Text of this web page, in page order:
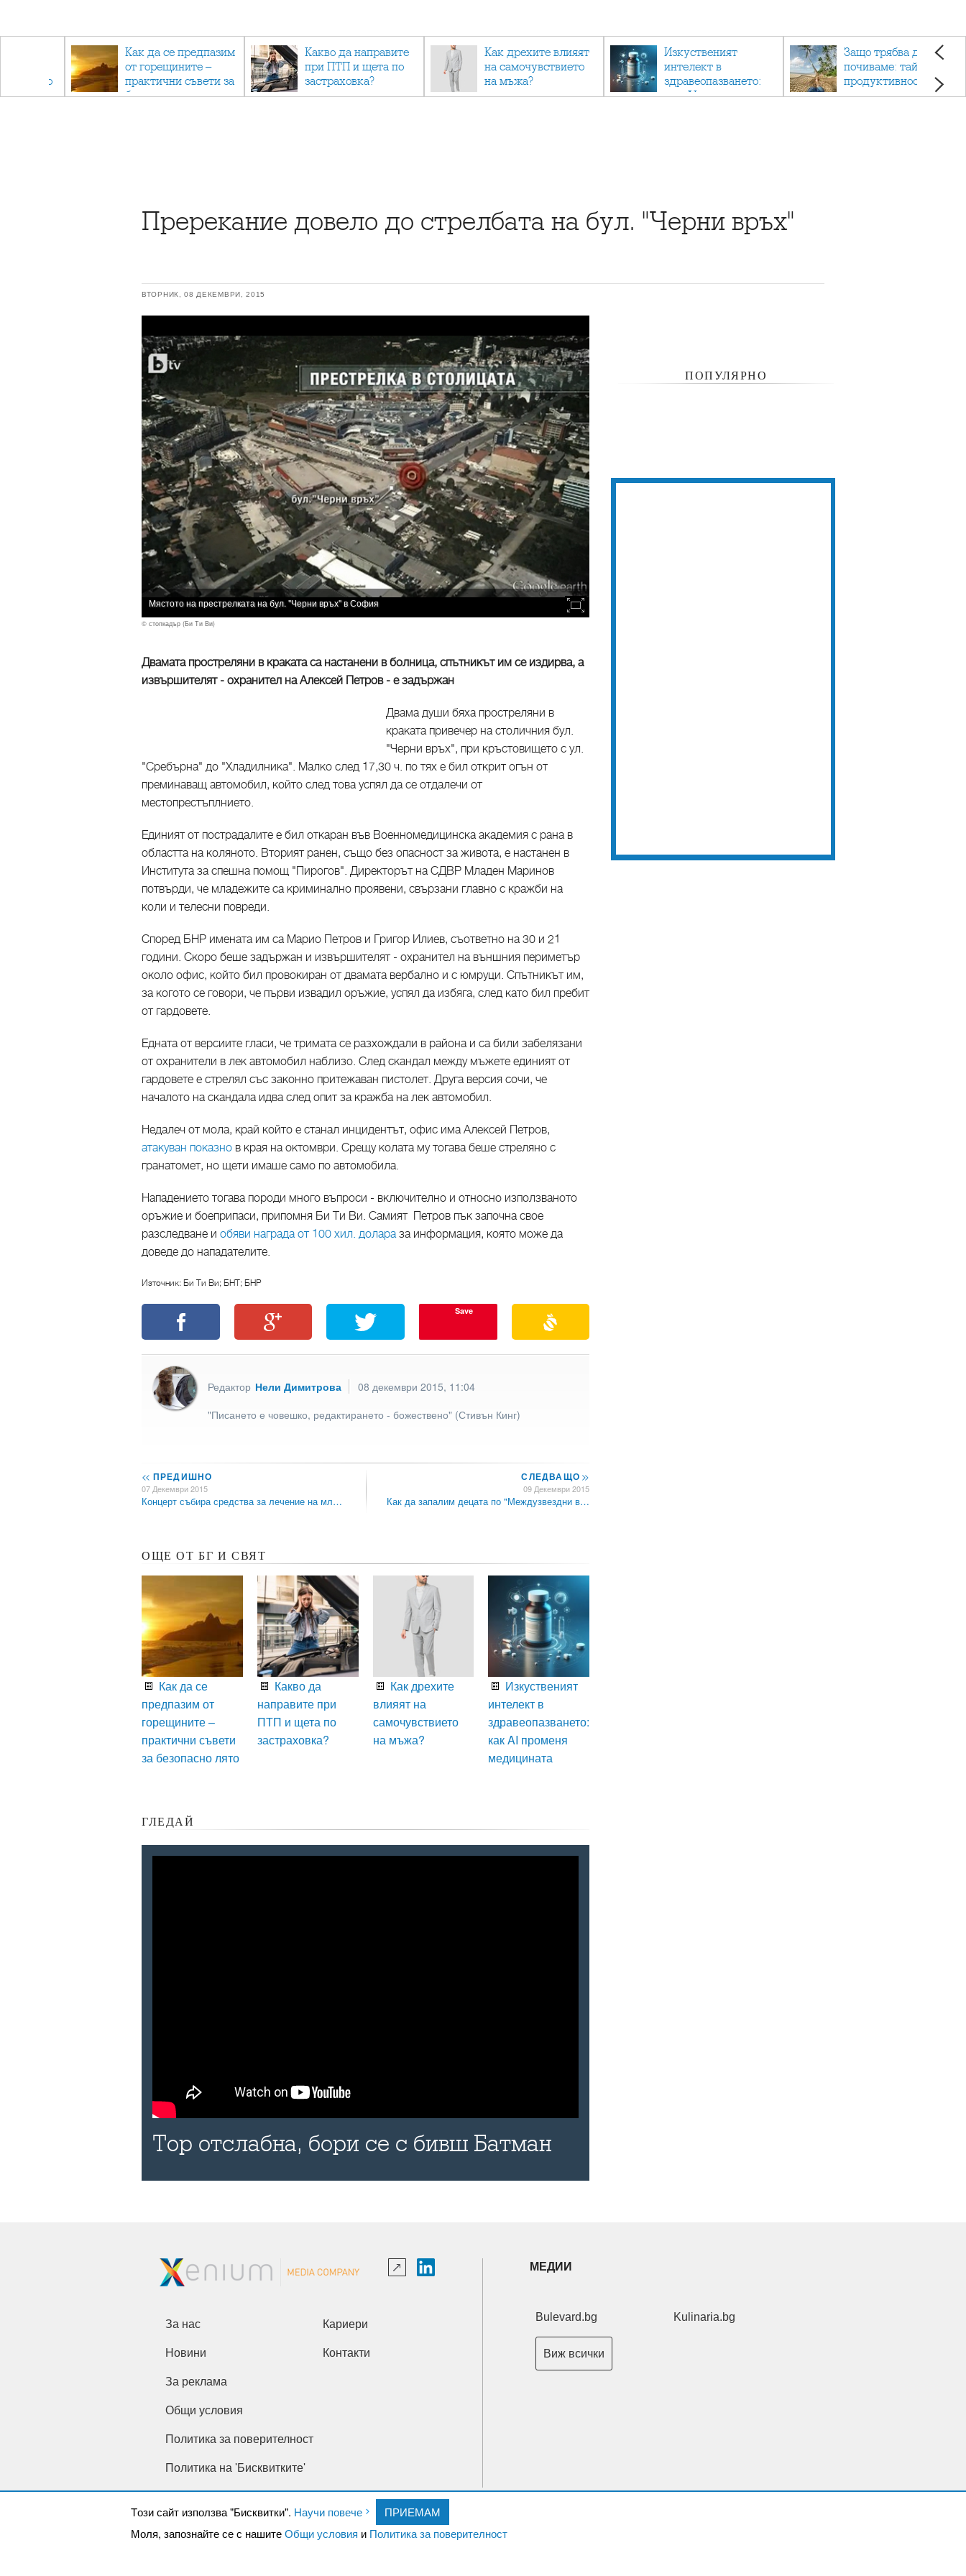
отново
Как да се предпазим
от горещините –
практични съвети за
безопасно лято
Какво да направите
при ПТП и щета по
застраховка?
Как дрехите влияят
на самочувствието
на мъжа?
Изкуственият
интелект в
здравеопазването:
как AI променя
Защо трябва да си
почиваме: тайната на
продуктивността,
здравето и добрия
Пререкание довело до стрелбата на бул. "Черни връх"
ВТОРНИК, 08 ДЕКЕМВРИ, 2015
Мястото на престрелката на бул. "Черни връх" в София
© стопкадър (Би Ти Ви)
Двамата простреляни в краката са настанени в болница, спътникът им се издирва, а
извършителят - охранител на Алексей Петров - е задържан
Двама души бяха простреляни в
краката привечер на столичния бул.
"Черни връх", при кръстовището с ул.
"Сребърна" до "Хладилника". Малко след 17,30 ч. по тях е бил открит огън от
преминаващ автомобил, който след това успял да се отдалечи от
местопрестъплнието.
Единият от пострадалите е бил откаран във Военномедицинска академия с рана в
областта на коляното. Вторият ранен, също без опасност за живота, е настанен в
Института за спешна помощ "Пирогов". Директорът на СДВР Младен Маринов
потвърди, че младежите са криминално проявени, свързани главно с кражби на
коли и телесни повреди.
Според БНР имената им са Марио Петров и Григор Илиев, съответно на 30 и 21
години. Скоро беше задържан и извършителят - охранител на външния периметър
около офис, който бил провокиран от двамата вербално и с юмруци. Спътникът им,
за когото се говори, че първи извадил оръжие, успял да избяга, след като бил пребит
от гардовете.
Едната от версиите гласи, че тримата се разхождали в района и са били забелязани
от охранители в лек автомобил наблизо. След скандал между мъжете единият от
гардовете е стрелял със законно притежаван пистолет. Друга версия сочи, че
началото на скандала идва след опит за кражба на лек автомобил.
Недалеч от мола, край който е станал инцидентът, офис има Алексей Петров,
атакуван показно в края на октомври. Срещу колата му тогава беше стреляно с
гранатомет, но щети имаше само по автомобила.
Нападението тогава породи много въпроси - включително и относно използваното
оръжие и боеприпаси, припомня Би Ти Ви. Самият Петров пък започна свое
разследване и обяви награда от 100 хил. долараза информация, която може да
доведе до нападателите.
Източник: Би Ти Ви; БНТ; БНР
Save
Редактор Нели Димитрова
08 декември 2015, 11:04
"Писането е човешко, редактирането - божествено" (Стивън Кинг)
<< ПРЕДИШНО
07 Декември 2015
Концерт събира средства за лечение на мл…
СЛЕДВАЩО>>
09 Декември 2015
Как да запалим децата по "Междузвездни в…
ОЩЕ ОТ БГ И СВЯТ
Как да се
предпазим от
горещините –
практични съвети
за безопасно лято
Какво да
направите при
ПТП и щета по
застраховка?
Как дрехите
влияят на
самочувствието
на мъжа?
Изкуственият
интелект в
здравеопазването:
как AI променя
медицината
ГЛЕДАЙ
Тор отслабна, бори се с бивш Батман
ПОПУЛЯРНО
Tози сайт използва "Бисквитки". Научи повече
ПРИЕМАМ
Моля, запознайте се с нашитеОбщи условия и Политика за поверителност
За нас Кариери
Новини Контакти
За реклама
Общи условия
Политика за поверителност
Политика на 'Бисквитките'
МЕДИИ
Bulevard.bg Kulinaria.bg
Виж всички
Copyright © 2026 Ксениум ООД. Всички права запазени.
XeniumCompany.com